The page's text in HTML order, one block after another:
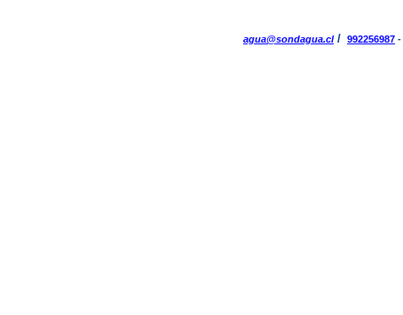
agua@sondagua.cl/ 992256987 -